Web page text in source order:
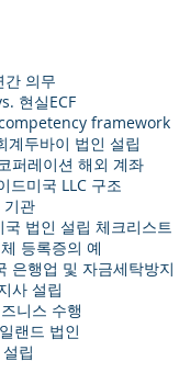
간 의무
현실ECF
framework
계두바이 법인 설립
퍼레이션 해외 계좌
드미국 LLC 구조
기관
국 법인 설립 체크리스트
등록증의 예
은행업 및 자금세탁방지
사 설립
니스 수행
랜드 법인
립